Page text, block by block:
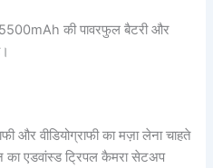
की पावरफुल बैटरी और
वीडियोग्राफी का मज़ा लेना चाहते
का एडवांस्ड ट्रिपल कैमरा सेटअप